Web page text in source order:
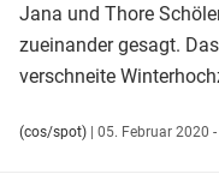
Jana und Thore
zueinander gesagt.
verschneite
(cos/spot) | 05. Februar 2020